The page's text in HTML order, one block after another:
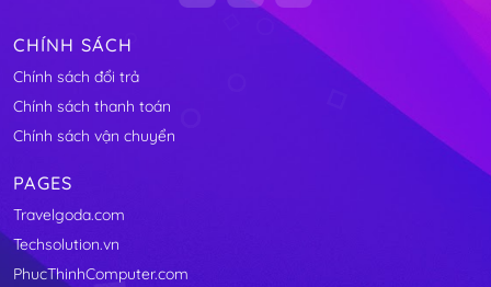
CHÍNH SÁCH
Chính sách đổi trả
Chính sách thanh toán
Chính sách vận chuyển
PAGES
Travelgoda.com
Techsolution.vn
PhucThinhComputer.com